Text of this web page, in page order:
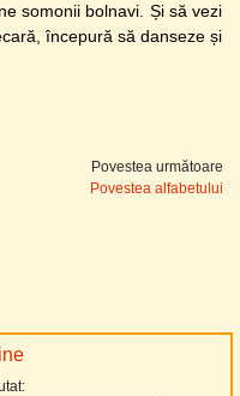
somonii bolnavi. Și să vezi
începură să danseze și
Povestea următoare
Povestea alfabetului